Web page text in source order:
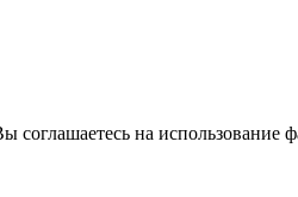
на использование